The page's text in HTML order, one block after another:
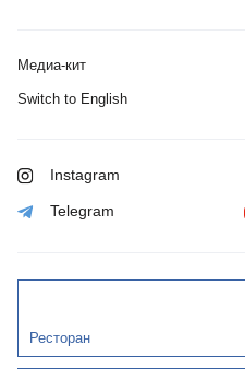
Медиа-кит
Switch to English
Instagram
Telegram
Ресторан